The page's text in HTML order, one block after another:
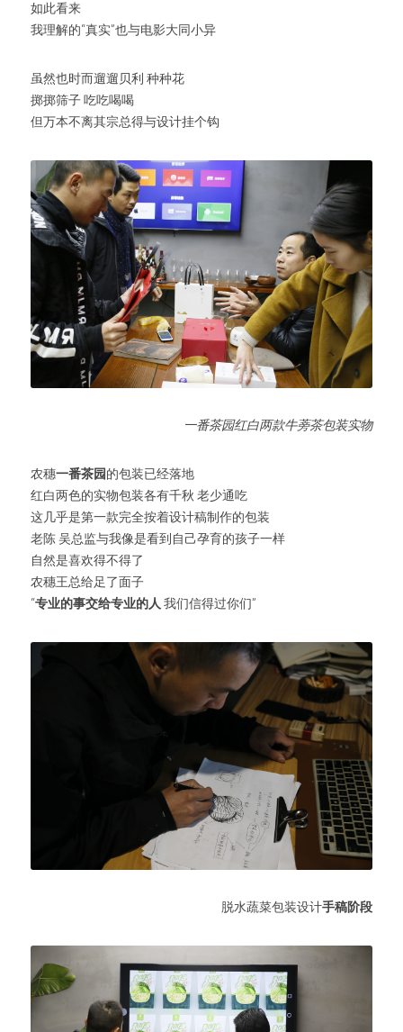
如此看来
我理解的“真实”也与电影大同小异
虽然也时而遛遛贝利 种种花
掷掷筛子 吃吃喝喝
但万本不离其宗总得与设计挂个钩
一番茶园红白两款牛蒡茶包装实物
农穗一番茶园的包装已经落地
红白两色的实物包装各有千秋 老少通吃
这几乎是第一款完全按着设计稿制作的包装
老陈 吴总监与我像是看到自己孕育的孩子一样
自然是喜欢得不得了
农穗王总给足了面子
“专业的事交给专业的人 我们信得过你们”
脱水蔬菜包装设计手稿阶段